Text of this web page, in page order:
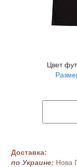
Цвет
Доставка:
по Украине: Нова